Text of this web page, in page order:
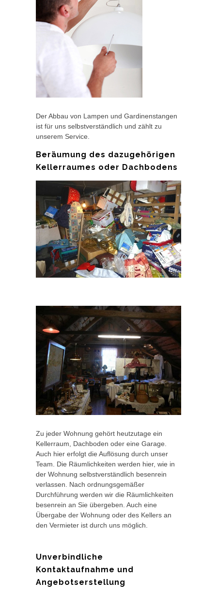
Der Abbau von Lampen und Gardinenstangen
ist für uns selbstverständlich und zählt zu
unserem Service.
Beräumung des dazugehörigen
Kellerraumes oder Dachbodens
Zu jeder Wohnung gehört heutzutage ein
Kellerraum, Dachboden oder eine Garage.
Auch hier erfolgt die Auflösung durch unser
Team. Die Räumlichkeiten werden hier, wie in
der Wohnung selbstverständlich besenrein
verlassen. Nach ordnungsgemäßer
Durchführung werden wir die Räumlichkeiten
besenrein an Sie übergeben. Auch eine
Übergabe der Wohnung oder des Kellers an
den Vermieter ist durch uns möglich.
Unverbindliche
Kontaktaufnahme und
Angebotserstellung